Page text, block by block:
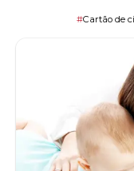
#Cartão de